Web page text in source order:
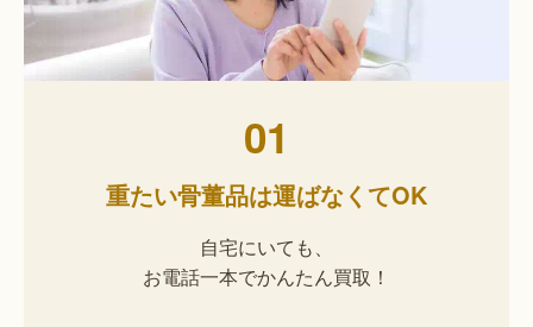
01
重たい骨董品は運ばなくてOK
自宅にいても、
お電話一本でかんたん買取！